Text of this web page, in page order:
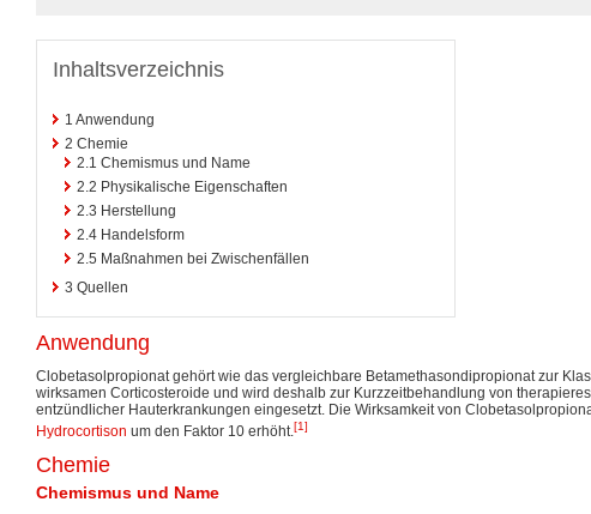
Inhaltsverzeichnis
1 Anwendung
2 Chemie
2.1 Chemismus und Name
2.2 Physikalische Eigenschaften
2.3 Herstellung
2.4 Handelsform
2.5 Maßnahmen bei Zwischenfällen
3 Quellen
Anwendung
Clobetasolpropionat gehört wie das vergleichbare Betamethasondipropionat zur
wirksamen Corticosteroide und wird deshalb zur Kurzzeitbehandlung von
entzündlicher Hauterkrankungen eingesetzt. Die Wirksamkeit von
Hydrocortison um den Faktor 10 erhöht.[1]
Chemie
Chemismus und Name